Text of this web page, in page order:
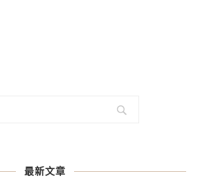
最新文章